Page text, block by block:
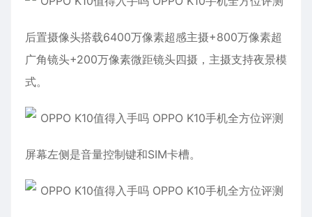
后置摄像头搭载6400万像素超感主摄+800万像素超
广角镜头+200万像素微距镜头四摄，主摄支持夜景模
式。
屏幕左侧是音量控制键和SIM卡槽。